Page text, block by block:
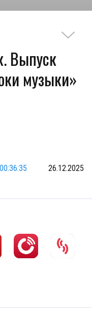
Выпуск
музыки»
00:36:35 26.12.2025